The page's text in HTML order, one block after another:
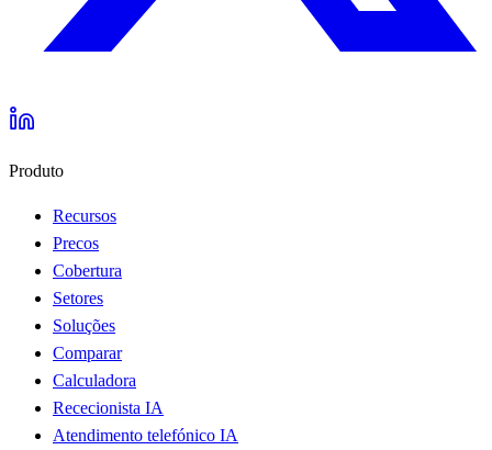
Produto
Recursos
Precos
Cobertura
Setores
Soluções
Comparar
Calculadora
Rececionista IA
Atendimento telefónico IA